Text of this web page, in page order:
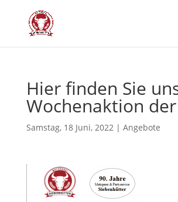
Hier fin­den Sie
Wochen­ak­ti­on
Samstag, 18 Juni, 2022| Angebote